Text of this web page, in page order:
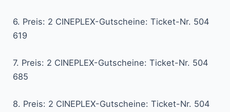
6. Preis: 2 CINEPLEX-Gutscheine: Ticket-Nr. 504
619
7. Preis: 2 CINEPLEX-Gutscheine: Ticket-Nr. 504
685
8. Preis: 2 CINEPLEX-Gutscheine: Ticket-Nr. 504